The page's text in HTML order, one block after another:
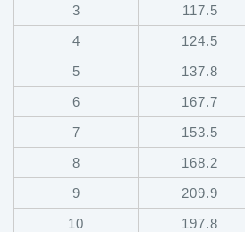
3
117.5
4
124.5
5
137.8
6
167.7
7
153.5
8
168.2
9
209.9
10
197.8